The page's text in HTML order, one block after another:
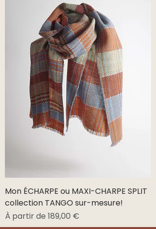
Mon ÉCHARPE ou MAXI-CHARPE SPLIT
collection TANGO sur-mesure!
À partir de 189,00 €
Prix promotionnel